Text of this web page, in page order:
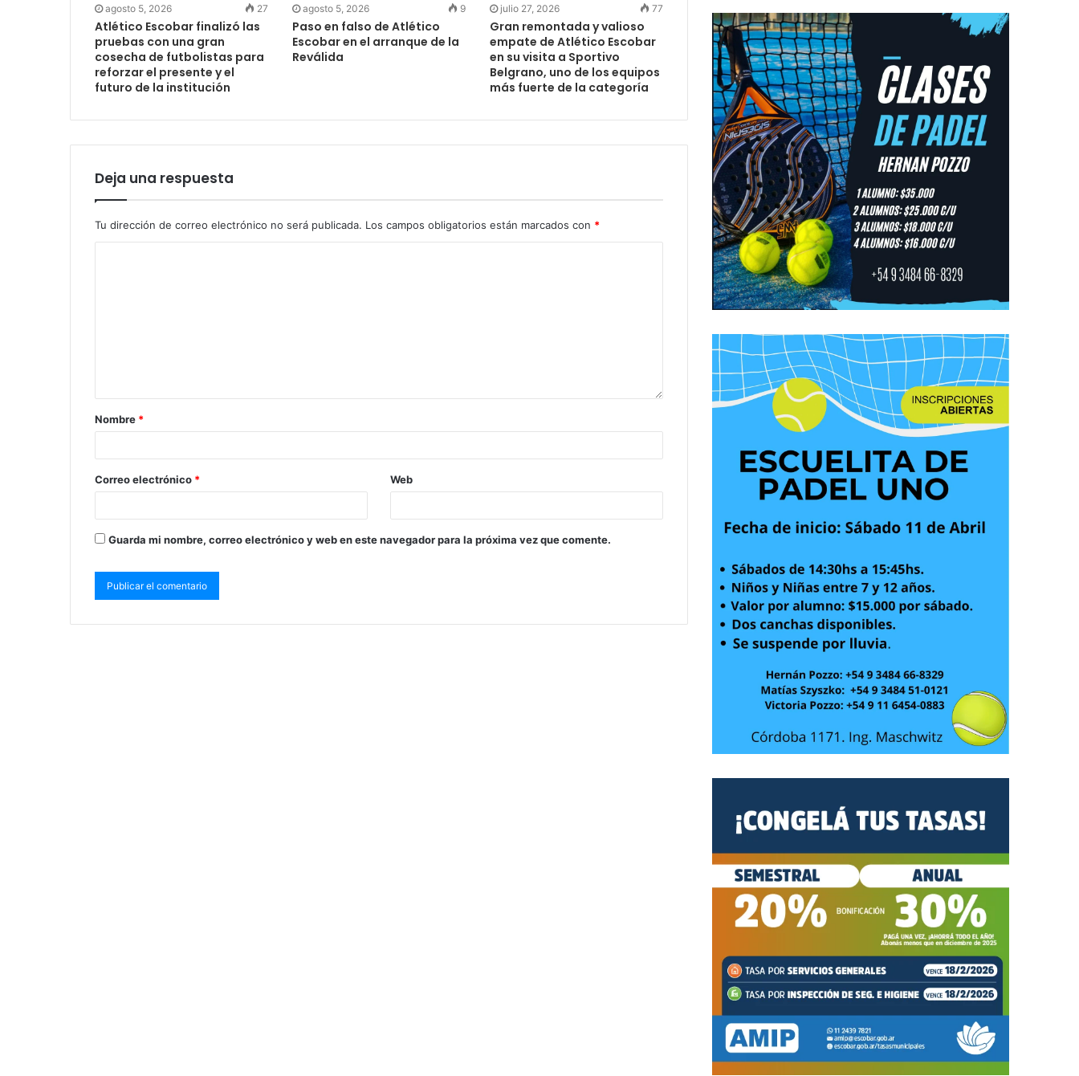
agosto 5, 2026 27
Atlético Escobar finalizó las
pruebas con una gran
cosecha de futbolistas para
reforzar el presente y el
futuro de la institución
agosto 5, 2026 9
Paso en falso de Atlético
Escobar en el arranque de la
Reválida
julio 27, 2026 77
Gran remontada y valioso
empate de Atlético Escobar
en su visita a Sportivo
Belgrano, uno de los equipos
más fuerte de la categoría
Deja una respuesta
Tu dirección de correo electrónico no será publicada. Los campos obligatorios están marcados con *
Nombre *
Correo electrónico * Web
Guarda mi nombre, correo electrónico y web en este navegador para la próxima vez que comente.